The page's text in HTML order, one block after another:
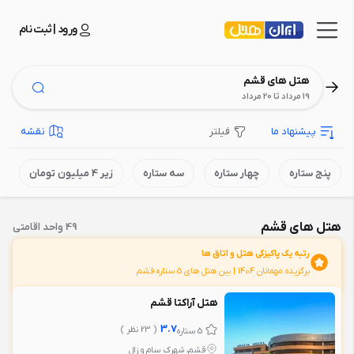
ورود | ثبت نام
هتل های قشم
19 مرداد تا 20 مرداد
پیشنهاد ما فیلتر نقشه
پنج ستاره چهار ستاره سه ستاره زیر 4 میلیون تومان
هتل های قشم 49 واحد اقامتی
رتبه یک پاکیزگی هتل و اتاق ها
برگزیده مهمانان 1404 | بین هتل های 5 ستاره قشم
هتل آراکتا قشم
5 ستاره 3.7 ( 23 نظر )
قشم، شهرک سام و زال